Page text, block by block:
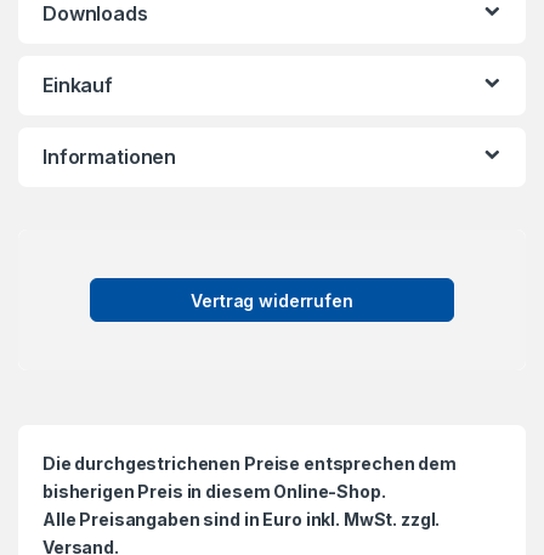
Downloads
Einkauf
Informationen
Vertrag widerrufen
Die durchgestrichenen Preise entsprechen dem
bisherigen Preis in diesem Online-Shop.
Alle Preisangaben sind in Euro inkl. MwSt. zzgl.
Versand.